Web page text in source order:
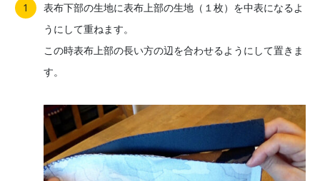
表布下部の生地に表布上部の生地（１枚）を中表になるよ
うにして重ねます。
この時表布上部の長い方の辺を合わせるようにして置きま
す。